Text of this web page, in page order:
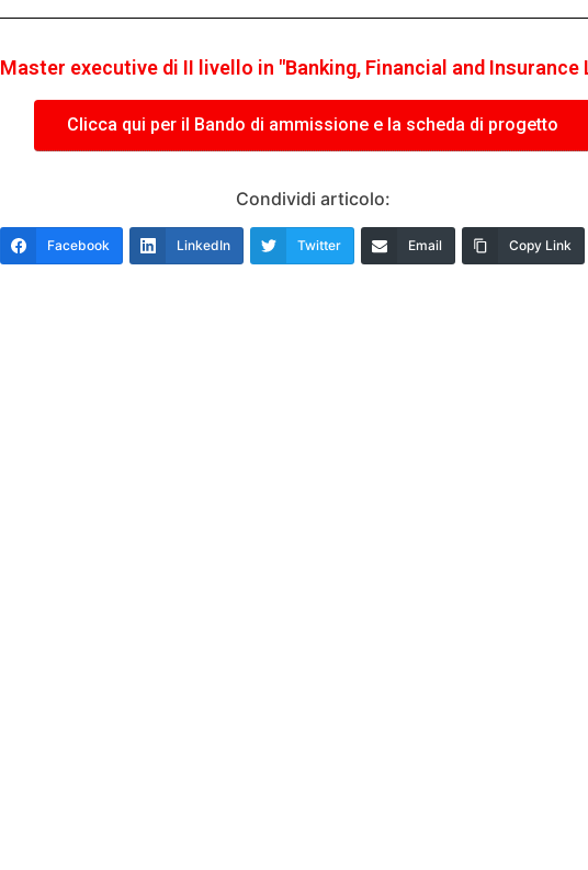
Master executive di II livello in "Banking, Financial and Insurance
Clicca qui per il Bando di ammissione e la scheda di progetto
Condividi articolo:
Facebook LinkedIn Twitter Email Copy Link